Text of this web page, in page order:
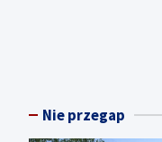
wpisach
Nie przegap